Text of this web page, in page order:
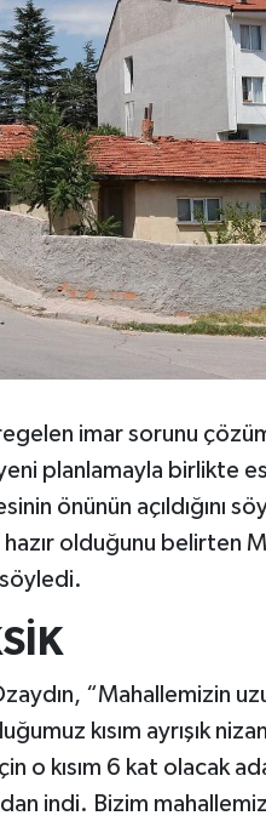
imar sorunu
planlamayla birlikte
önünün açıldığını
olduğunu belirten
“Mahallemizin
kısım ayrışık
o kısım 6 kat olacak
indi. Bizim